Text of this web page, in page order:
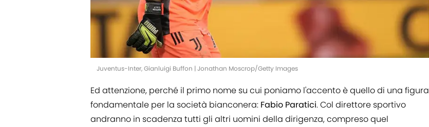
Juventus-Inter, Gianluigi Buffon | Jonathan Moscrop/Getty Images
Ed attenzione, perché il primo nome su cui poniamo l'accento è quello di una figura
fondamentale per la società bianconera: Fabio Paratici. Col direttore sportivo
andranno in scadenza tutti gli altri uomini della dirigenza, compreso quel